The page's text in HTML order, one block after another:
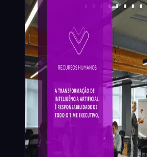
A transformação
Inteligência
responsabilidade
time executivo,
de uma área